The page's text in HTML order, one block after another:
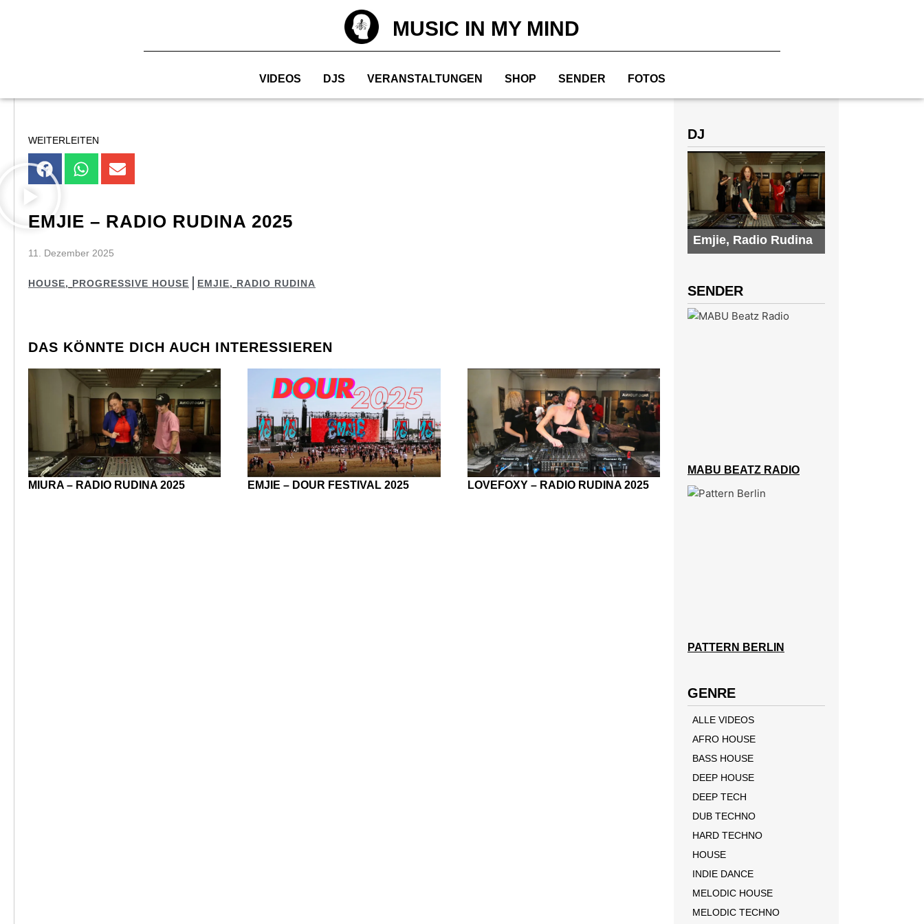
MUSIC IN MY MIND
VIDEOS DJS VERANSTALTUNGEN SHOP SENDER FOTOS
WEITERLEITEN
EMJIE – RADIO RUDINA 2025
11. Dezember 2025
HOUSE, PROGRESSIVE HOUSE EMJIE, RADIO RUDINA
DAS KÖNNTE DICH AUCH INTERESSIEREN
MIURA – RADIO RUDINA 2025 EMJIE – DOUR FESTIVAL 2025 LOVEFOXY – RADIO RUDINA 2025
DJ
Emjie, Radio Rudina
SENDER
MABU BEATZ RADIO
PATTERN BERLIN
GENRE
ALLE VIDEOS
AFRO HOUSE
BASS HOUSE
DEEP HOUSE
DEEP TECH
DUB TECHNO
HARD TECHNO
HOUSE
INDIE DANCE
MELODIC HOUSE
MELODIC TECHNO